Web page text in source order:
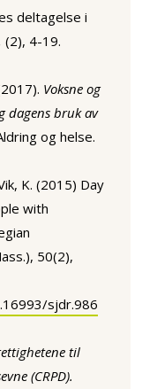
deltagelse i
(2), 4-19.
Voksne og
dagens bruk av
og helse.
K. (2015) Day
with
50(2),
sjdr.986
til
(CRPD).